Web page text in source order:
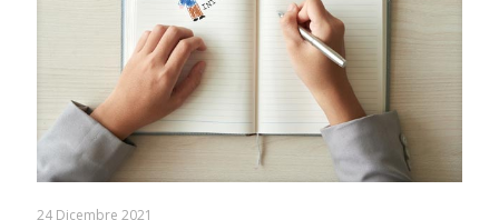
24 Dicembre 2021